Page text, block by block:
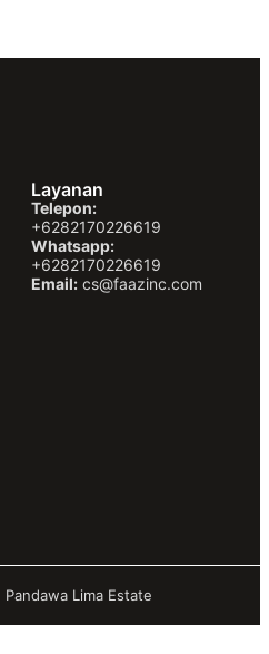
Layanan
Telepon:
+6282170226619
Whatsapp:
+6282170226619
Email: cs@faazinc.com
Pandawa Lima Estate